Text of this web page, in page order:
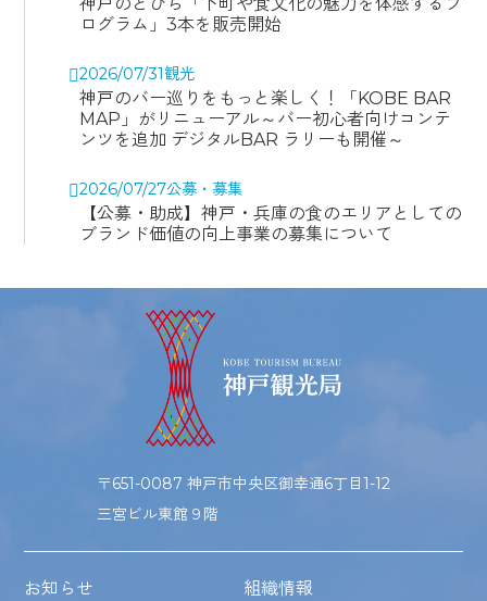
ログラム」3本を販売開始
2026/07/31観光
神戸のバー巡りをもっと楽しく！「KOBE BAR
MAP」がリニューアル～バー初心者向けコンテ
ンツを追加 デジタルBAR ラリーも開催～
2026/07/27公募・募集
【公募・助成】神戸・兵庫の食のエリアとしての
ブランド価値の向上事業の募集について
〒651-0087 神戸市中央区御幸通6丁目1-12
三宮ビル東館９階
お知らせ 組織情報